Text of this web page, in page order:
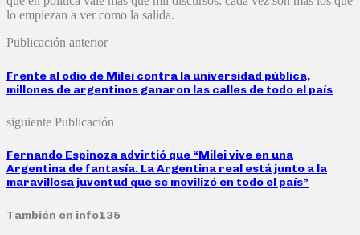
lo empiezan a ver como la salida.
Publicación anterior
Frente al odio de Milei contra la universidad pública,
millones de argentinos ganaron las calles de todo el país
siguiente Publicación
Fernando Espinoza advirtió que “Milei vive en una
Argentina de fantasía. La Argentina real está junto a la
maravillosa juventud que se movilizó en todo el país”
También en info135